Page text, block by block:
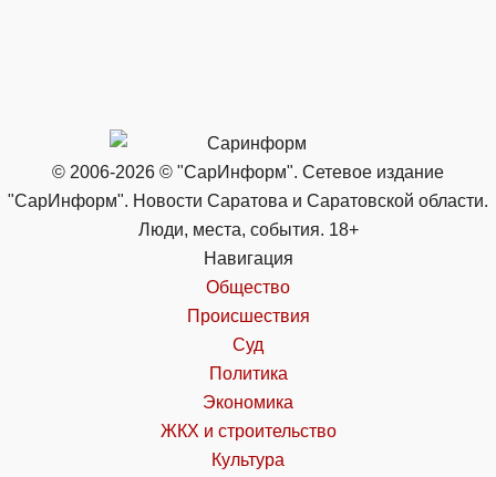
© 2006-2026 © "СарИнформ". Сетевое издание
"СарИнформ". Новости Саратова и Саратовской области.
Люди, места, события. 18+
Навигация
Общество
Происшествия
Суд
Политика
Экономика
ЖКХ и строительство
Культура